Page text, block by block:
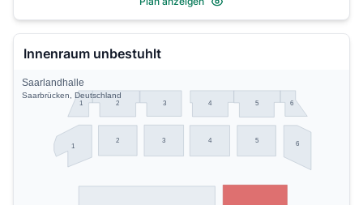
Innenraum unbestuhlt
1
1
2
2
3
3
4
4
5
5
6
6
Saarlandhalle
Saarbrücken, Deutschland